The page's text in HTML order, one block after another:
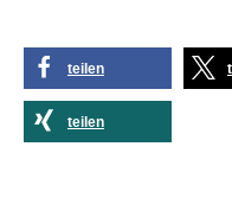
teilen
teilen